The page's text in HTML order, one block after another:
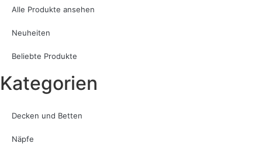
Alle Produkte ansehen
Neuheiten
Beliebte Produkte
Kategorien
Decken und Betten
Näpfe